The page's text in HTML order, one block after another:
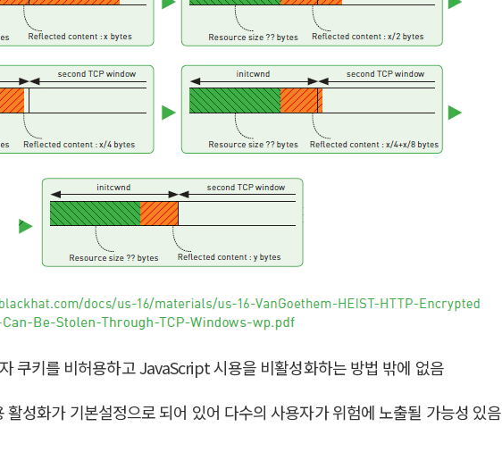
쿠키를 비허용하고 JavaScript 시용을 비활성화하는 방법 밖에 없음
성화가 기본설정으로 되어 있어 다수의 사용자가 위험에 노출될 가능성 있음